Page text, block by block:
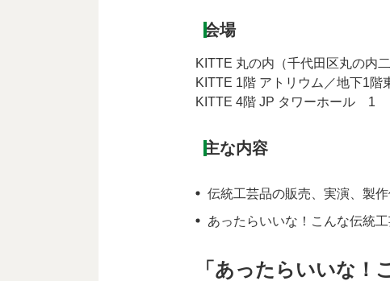
会場
KITTE 丸の内（千代田区丸の内
KITTE 1階 アトリウム／地下1階
KITTE 4階 JP タワーホール 1
主な内容
伝統工芸品の販売、実演、製
あったらいいな！こんな伝統
「あったらいいな！